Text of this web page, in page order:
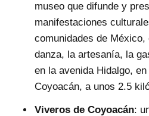
museo que difunde y
manifestaciones
comunidades de
danza, la artesanía, la
en la avenida Hidalgo,
Coyoacán, a unos 2.5
Viveros de Coyoacán: